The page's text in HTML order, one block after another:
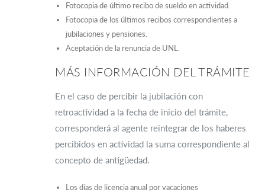
Fotocopia de último recibo de sueldo en actividad.
Fotocopia de los últimos recibos correspondientes a
jubilaciones y pensiones.
Aceptación de la renuncia de UNL.
MÁS INFORMACIÓN DEL TRÁMITE
En el caso de percibir la jubilación con
retroactividad a la fecha de inicio del trámite,
corresponderá al agente reintegrar de los haberes
percibidos en actividad la suma correspondiente al
concepto de antigüedad.
Los días de licencia anual por vacaciones